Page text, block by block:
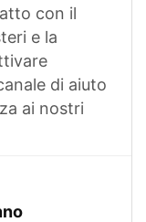
con il
e la
di aiuto
ai nostri